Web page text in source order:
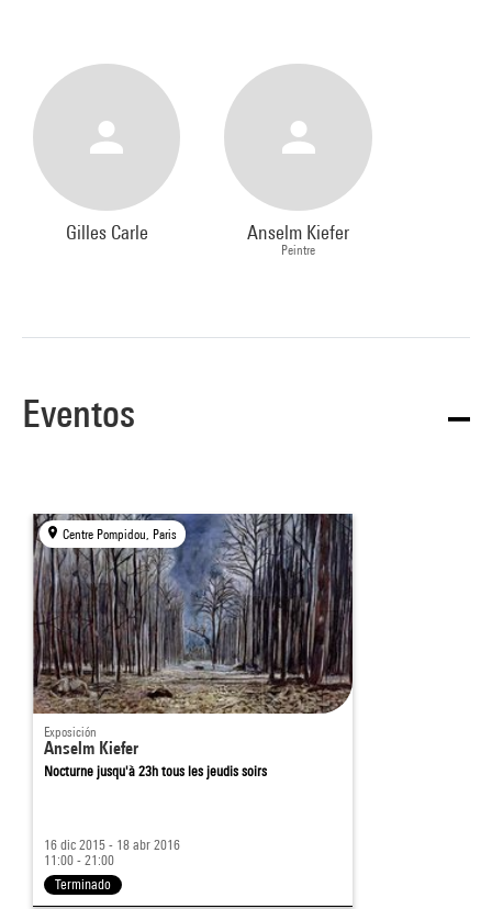
Gilles Carle Anselm Kiefer
Peintre
Eventos
Centre Pompidou, Paris
Exposición
Anselm Kiefer
Nocturne jusqu'à 23h tous les jeudis soirs
16 dic 2015 - 18 abr 2016
11:00 - 21:00
Terminado